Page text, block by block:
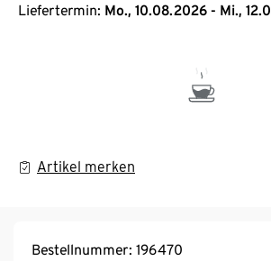
Liefertermin: Mo., 10.08.2026 - Mi.,
Artikel merken
Bestellnummer: 196470